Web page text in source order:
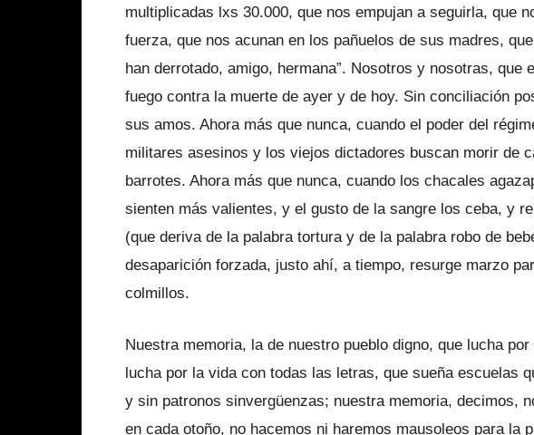
multiplicadas lxs 30.000, que nos empujan a seguirla, que
fuerza, que nos acunan en los pañuelos de sus madres,
han derrotado, amigo, hermana”. Nosotros y nosotras, que
fuego contra la muerte de ayer y de hoy. Sin conciliación
sus amos. Ahora más que nunca, cuando el poder del
militares asesinos y los viejos dictadores buscan morir de
barrotes. Ahora más que nunca, cuando los chacales
sienten más valientes, y el gusto de la sangre los ceba, y
(que deriva de la palabra tortura y de la palabra robo de
desaparición forzada, justo ahí, a tiempo, resurge marzo
colmillos.
Nuestra memoria, la de nuestro pueblo digno, que lucha
lucha por la vida con todas las letras, que sueña escuelas
y sin patronos sinvergüenzas; nuestra memoria, decimos,
en cada otoño, no hacemos ni haremos mausoleos para la